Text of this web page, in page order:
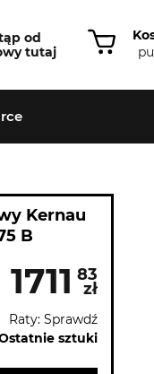
od
tutaj
Kernau
B
1711 83
zł
Raty: Sprawdź
sztuki